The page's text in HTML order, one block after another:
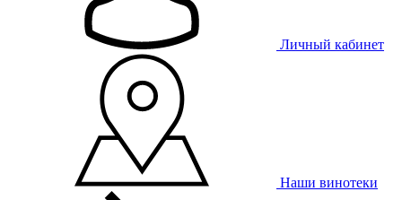
Личный кабинет
Наши винотеки